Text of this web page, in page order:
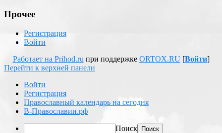
Прочее
Регистрация
Войти
Работает на Prihod.ru при поддержке ORTOX.RU [Войти]
Перейти к верхней панели
Войти
Регистрация
Православный календарь на сегодня
В-Православии.рф
Поиск